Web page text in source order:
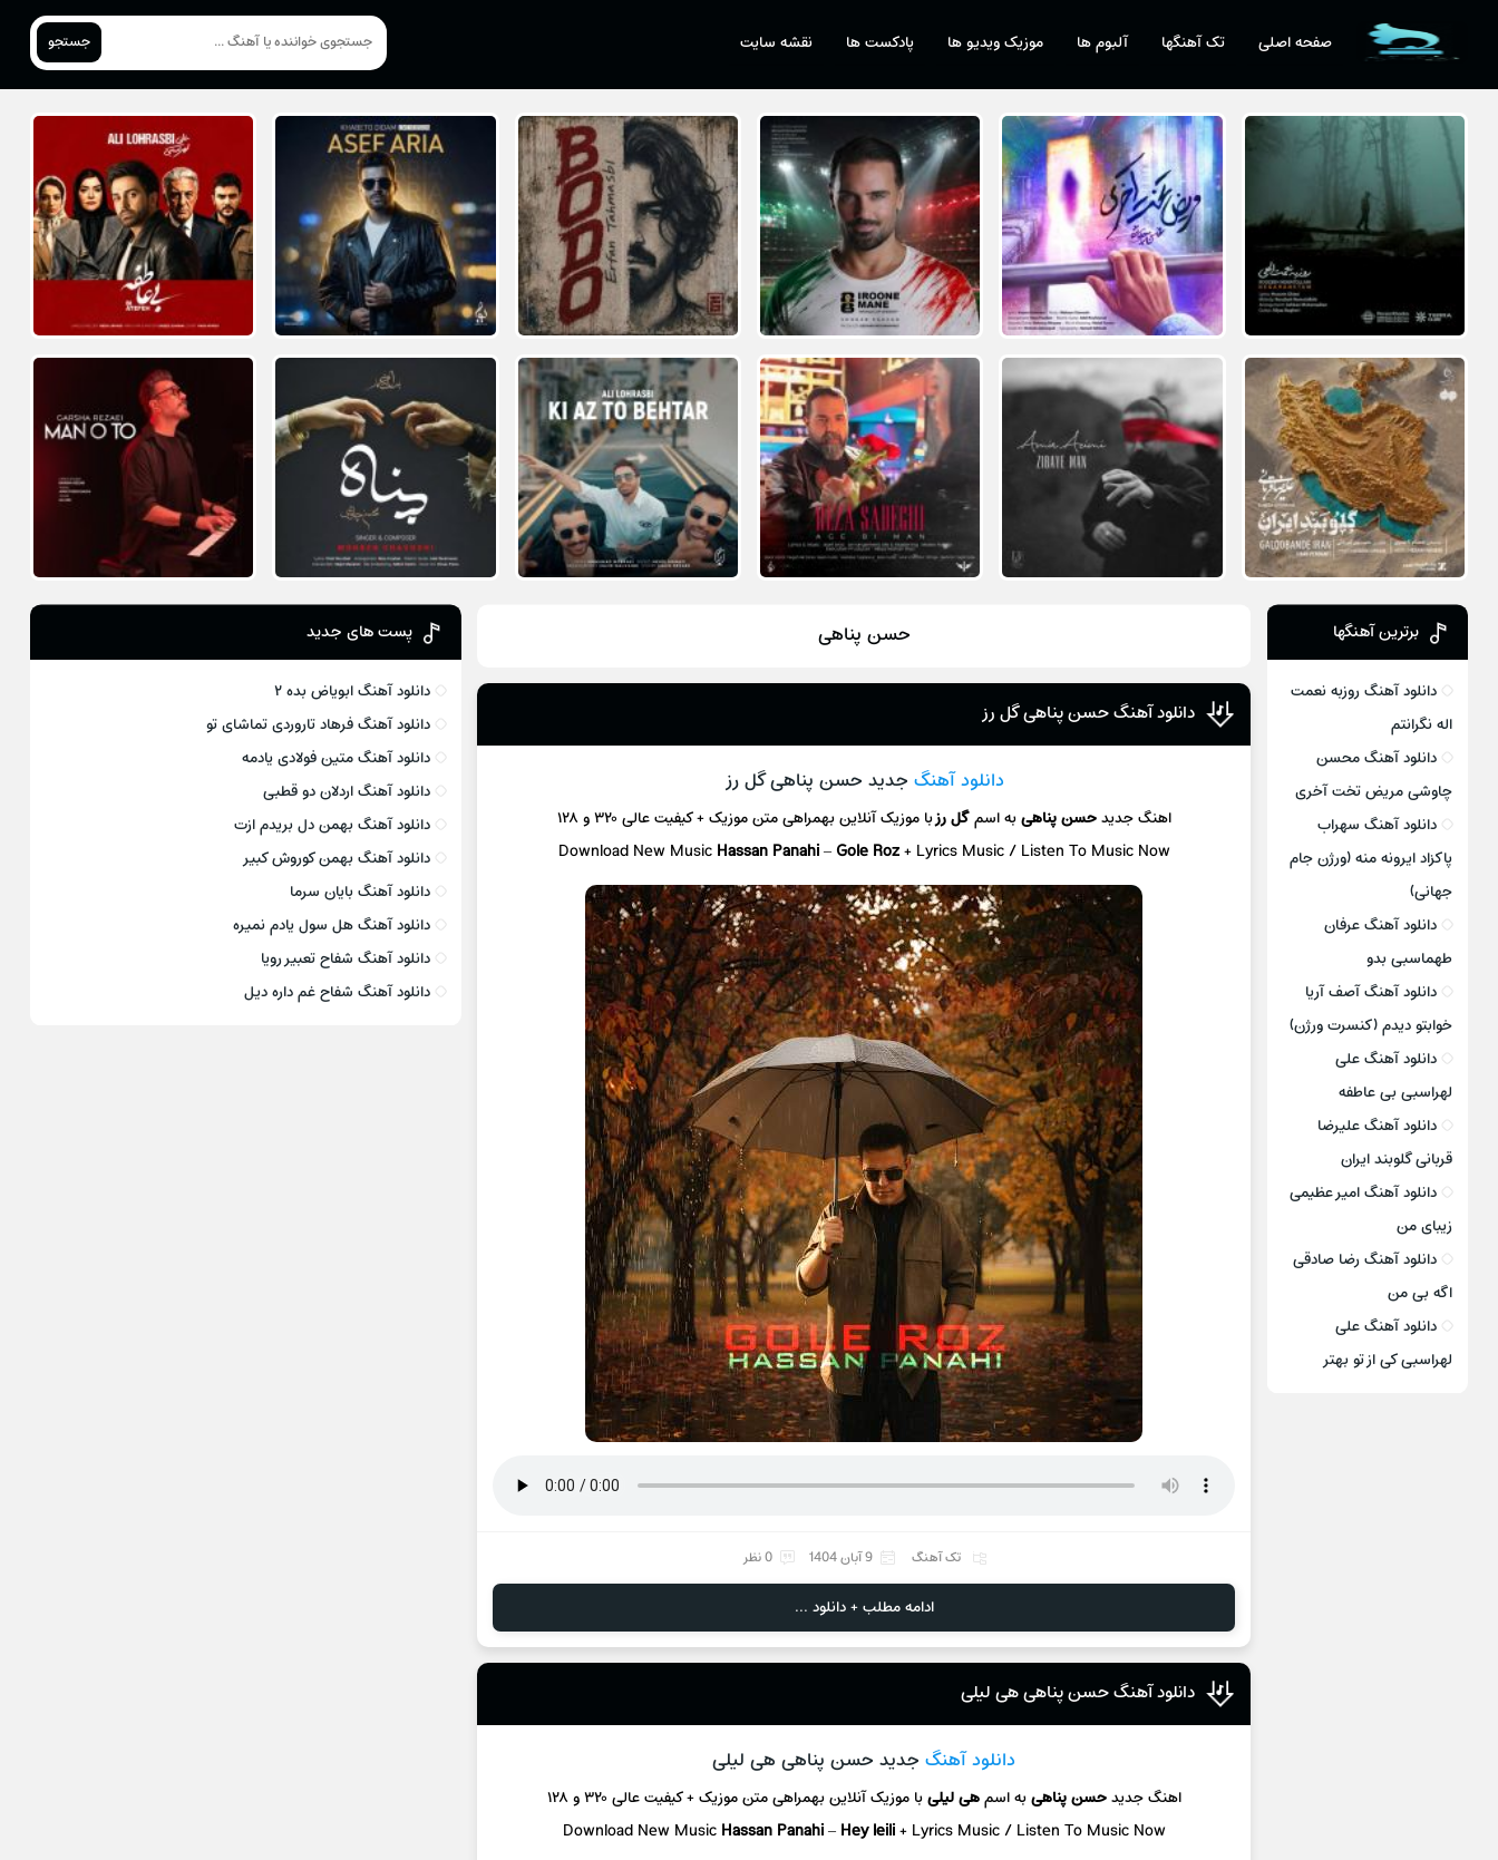
صفحه اصلی تک آهنگها آلبوم ها موزیک ویدیو ها پادکست ها نقشه سایت جستجو
حسن پناهی
دانلود آهنگ حسن پناهی گل رز
دانلود آهنگ جدید حسن پناهی گل رز
اهنگ جدیدحسن پناهیبه اسمگل رزبا موزیک آنلاینبهمراهی متن موزیک + کیفیت عالی ۳۲۰ و ۱۲۸
Download New Music Hassan Panahi–Gole Roz+ Lyrics Music / Listen To Music Now
تک آهنگ 9 آبان 1404 0 نظر
ادامه مطلب + دانلود ...
دانلود آهنگ حسن پناهی هی لیلی
دانلود آهنگجدید حسن پناهی هی لیلی
اهنگ جدیدحسن پناهیبه اسمهی لیلیبا موزیک آنلاینبهمراهی متن موزیک + کیفیت عالی ۳۲۰ و ۱۲۸
Download New Music Hassan Panahi–Hey leili+ Lyrics Music / Listen To Music Now
برترین آهنگها
دانلود آهنگ روزبه نعمت
اله نگرانتم
دانلود آهنگ محسن
چاوشی مریض تخت آخری
دانلود آهنگ سهراب
پاکزاد ایرونه منه (ورژن جام
جهانی)
دانلود آهنگ عرفان
طهماسبی بدو
دانلود آهنگ آصف آریا
خوابتو دیدم (کنسرت ورژن)
دانلود آهنگ علی
لهراسبی بی عاطفه
دانلود آهنگ علیرضا
قربانی گلوبند ایران
دانلود آهنگ امیر عظیمی
زیبای من
دانلود آهنگ رضا صادقی
اگه بی من
دانلود آهنگ علی
لهراسبی کی از تو ‌بهتر
پست های جدید
دانلود آهنگ ابویاض بده ۲
دانلود آهنگ فرهاد تاروردی تماشای تو
دانلود آهنگ متین فولادی یادمه
دانلود آهنگ اردلان دو قطبی
دانلود آهنگ بهمن دل بریدم ازت
دانلود آهنگ بهمن کوروش کبیر
دانلود آهنگ بایان سرما
دانلود آهنگ هل سول یادم نمیره
دانلود آهنگ شفاح تعبیر رویا
دانلود آهنگ شفاح غم داره دیل